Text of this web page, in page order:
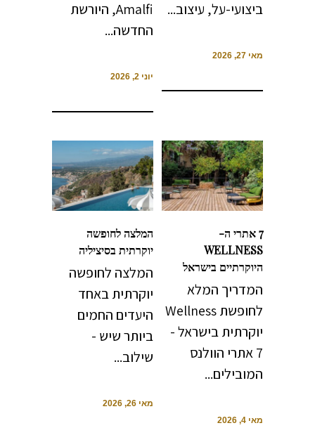
Amalfi, היורשת
החדשה...
יוני 2, 2026
ביצועי-על, עיצוב...
מאי 27, 2026
המלצה לחופשה
יוקרתית בסיציליה
המלצה לחופשה
יוקרתית באחד
היעדים החמים
ביותר שיש -
שילוב...
מאי 26, 2026
7 אתרי ה-
WELLNESS
היוקרתיים בישראל
המדריך המלא
לחופשת Wellness
יוקרתית בישראל -
7 אתרי הוולנס
המובילים...
מאי 4, 2026